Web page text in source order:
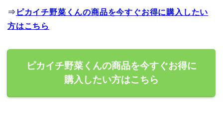
⇒ ピカイチ野菜くんの商品を今すぐお得に購入したい
方はこちら
ピカイチ野菜くんの商品を今すぐお得に
購入したい方はこちら